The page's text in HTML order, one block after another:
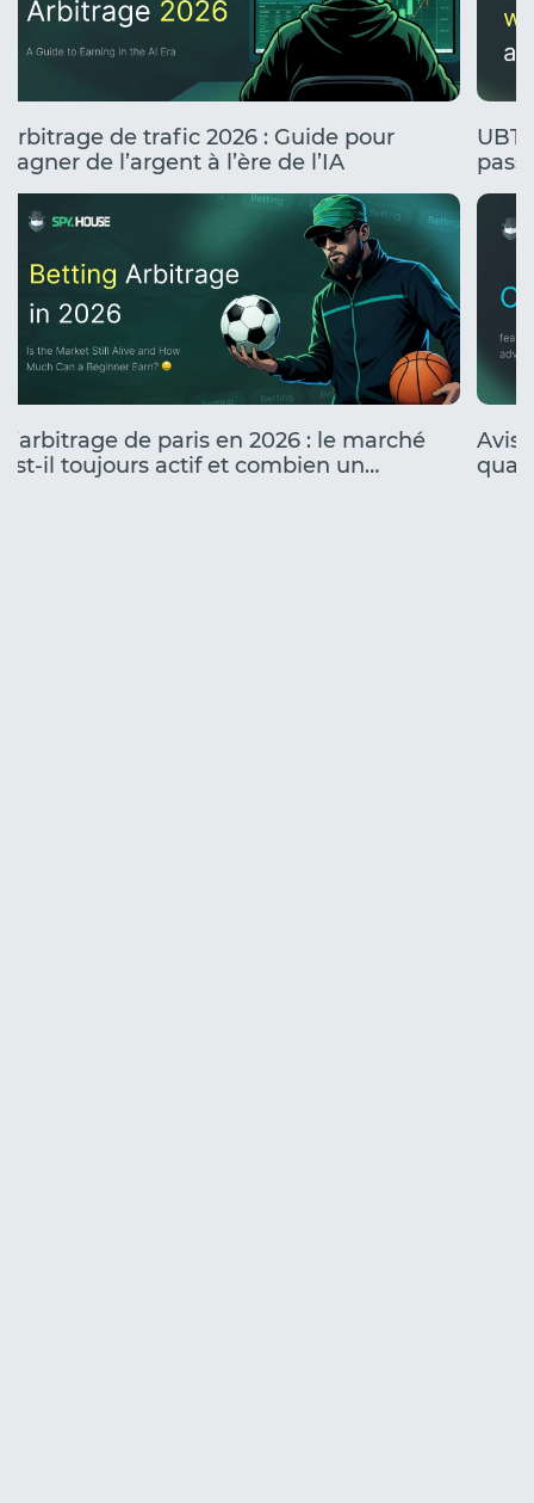
Arbitrage de trafic 2026 : Guide pour
gagner de l’argent à l’ère de l’IA
L’arbitrage de paris en 2026 : le marché
est-il toujours actif et combien un
UBT
Avis